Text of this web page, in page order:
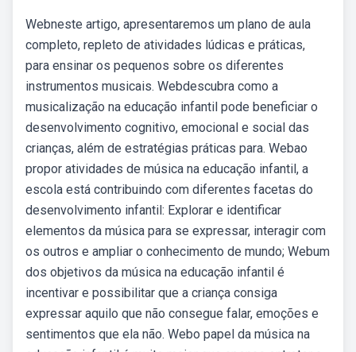
Webneste artigo, apresentaremos um plano de aula
completo, repleto de atividades lúdicas e práticas,
para ensinar os pequenos sobre os diferentes
instrumentos musicais. Webdescubra como a
musicalização na educação infantil pode beneficiar o
desenvolvimento cognitivo, emocional e social das
crianças, além de estratégias práticas para. Webao
propor atividades de música na educação infantil, a
escola está contribuindo com diferentes facetas do
desenvolvimento infantil: Explorar e identificar
elementos da música para se expressar, interagir com
os outros e ampliar o conhecimento de mundo; Webum
dos objetivos da música na educação infantil é
incentivar e possibilitar que a criança consiga
expressar aquilo que não consegue falar, emoções e
sentimentos que ela não. Webo papel da música na